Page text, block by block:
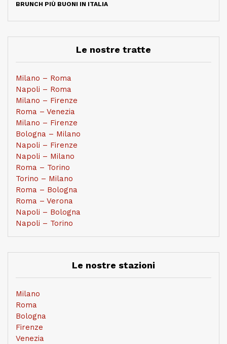
BRUNCH PIÙ BUONI IN ITALIA
Le nostre tratte
Milano – Roma
Napoli – Roma
Milano – Firenze
Roma – Venezia
Milano – Firenze
Bologna – Milano
Napoli – Firenze
Napoli – Milano
Roma – Torino
Torino – Milano
Roma – Bologna
Roma – Verona
Napoli – Bologna
Napoli – Torino
Le nostre stazioni
Milano
Roma
Bologna
Firenze
Venezia